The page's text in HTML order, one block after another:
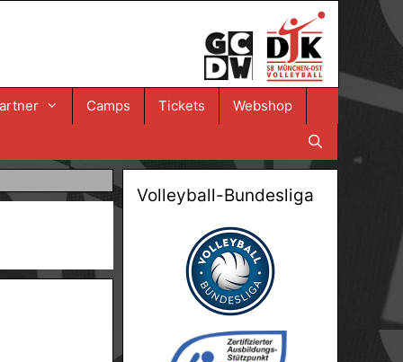
Camps Tickets Webshop
Volleyball-Bundesliga